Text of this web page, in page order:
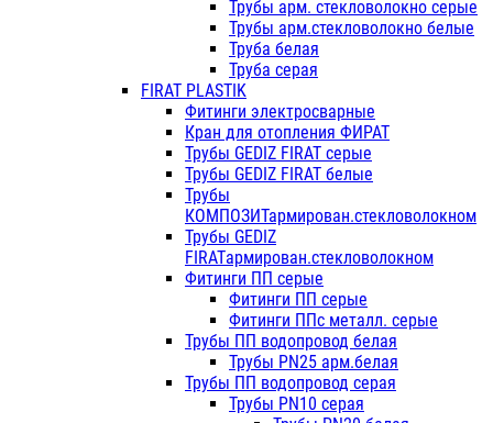
Трубы арм. стекловолокно серые
Трубы арм.стекловолокно белые
Труба белая
Труба серая
FIRAT PLASTIK
Фитинги электросварные
Кран для отопления ФИРАТ
Трубы GEDIZ FIRAT серые
Трубы GEDIZ FIRAT белые
Трубы
КОМПОЗИТармирован.стекловолокном
Трубы GEDIZ
FIRATармирован.стекловолокном
Фитинги ПП серые
Фитинги ПП серые
Фитинги ППс металл. серые
Трубы ПП водопровод белая
Трубы PN25 арм.белая
Трубы ПП водопровод серая
Трубы PN10 серая